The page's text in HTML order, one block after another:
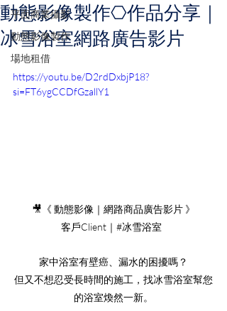
平面商業攝影
動態影像製作
場地租借
動態影像製作⎔作品分享｜
冰雪浴室網路廣告影片
https://youtu.be/D2rdDxbjP18?
si=FT6ygCCDfGzallY1
🎥《 動態影像｜網路商品廣告影片 》
客戶Client｜#冰雪浴室
家中浴室有壁癌、漏水的困擾嗎？
但又不想忍受長時間的施工，找冰雪浴室幫您
的浴室煥然一新。